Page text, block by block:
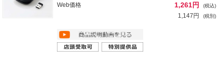
Web価格
1,261円 (税込)
1,147円 (税別)